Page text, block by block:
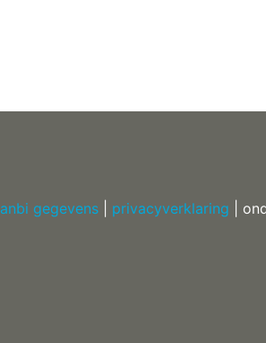
anbi gegevens privacyverklaring |